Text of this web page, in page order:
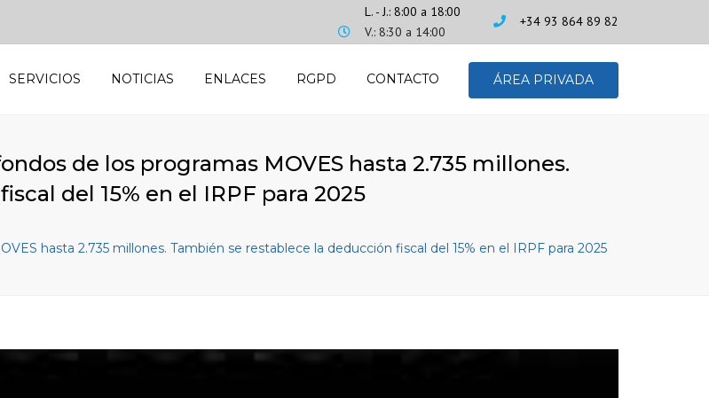
L. - J.: 8:00 a 18:00
V.: 8:30 a 14:00
+34 93 864 89 82
SERVICIOS NOTICIAS ENLACES RGPD CONTACTO ÁREA PRIVADA
de los programas MOVES hasta 2.735 millones.
del 15% en el IRPF para 2025
hasta 2.735 millones. También se restablece la deducción fiscal del 15% en el IRPF para 2025